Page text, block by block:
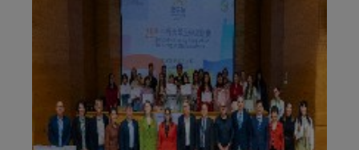
Χρύσω Χριστοδουλίδου Μιχαήλ
Μαρία Κορομοία
Γαβριέλλα Δαυίδ
Στέλλα Αλεξίου